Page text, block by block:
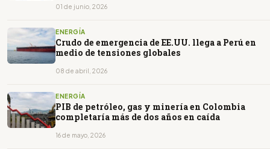
01 de junio, 2026
ENERGÍA
Crudo de emergencia de EE.UU. llega a Perú en
medio de tensiones globales
08 de abril, 2026
ENERGÍA
PIB de petróleo, gas y minería en Colombia
completaría más de dos años en caída
16 de mayo, 2026